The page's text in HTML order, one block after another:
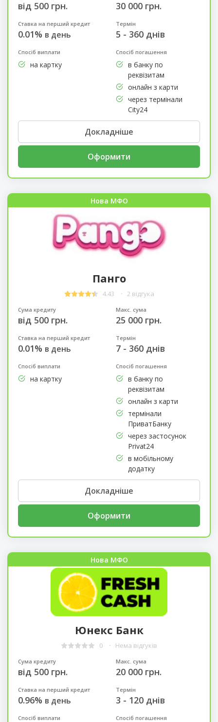
від 500 грн. 30 000 грн.
Ставка на перший кредит
0.01% в день
Термін
5 - 360 днів
Спосіб виплати
на картку
Спосіб погашення
в банку по
реквізитам
онлайн з карти
через термінали
City24
Докладніше
Оформити
Нова МФО
Панго
4.43 2 відгука
Сума кредиту
від 500 грн.
Макс. сума
25 000 грн.
Ставка на перший кредит
0.01% в день
Термін
7 - 360 днів
Спосіб виплати
на картку
Спосіб погашення
в банку по
реквізитам
онлайн з карти
термінали
ПриватБанку
через застосунок
Privat24
в мобільному
додатку
Докладніше
Оформити
Нова МФО
Юнекс Банк
0 Нема відгуків
Сума кредиту
від 500 грн.
Макс. сума
20 000 грн.
Ставка на перший кредит
0.96% в день
Термін
3 - 120 днів
Спосіб виплати Спосіб погашення